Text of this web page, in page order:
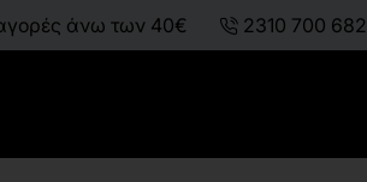
άνω των 40€ 2310 700 682